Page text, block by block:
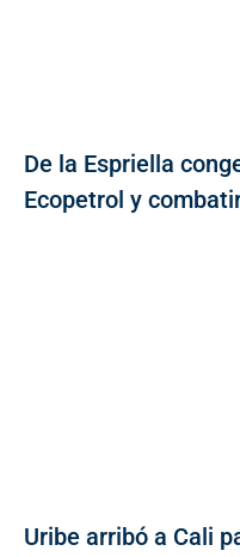
De la Espriella
Ecopetrol y
Uribe arribó a Cali